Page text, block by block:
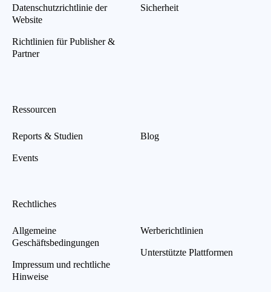
Datenschutzrichtlinie der
Website
Richtlinien für Publisher &
Partner
Sicherheit
Ressourcen
Reports & Studien
Events
Blog
Rechtliches
Allgemeine
Geschäftsbedingungen
Impressum und rechtliche
Hinweise
Werberichtlinien
Unterstützte Plattformen